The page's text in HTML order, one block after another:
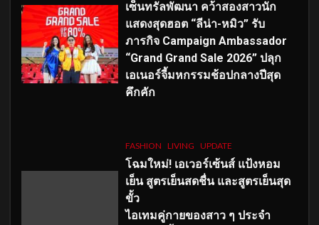
เซ็นทรัลพัฒนา คว้าสองสาวนัก
แสดงสุดฮอต “ลีน่า-หมิว” รับ
ภารกิจ Campaign Ambassador
“Grand Grand Sale 2026” ปลุก
เอเนอร์จี้มหกรรมช้อปกลางปีสุด
คึกคัก
FASHION LIVING UPDATE
โฉมใหม่! เอเวอร์เซ้นส์ แป้งหอม
เย็น สูตรเย็นสดชื่น และสูตรเย็นสุด
ขั้ว
ไอเทมคู่กายของสาว ๆ ประจำ